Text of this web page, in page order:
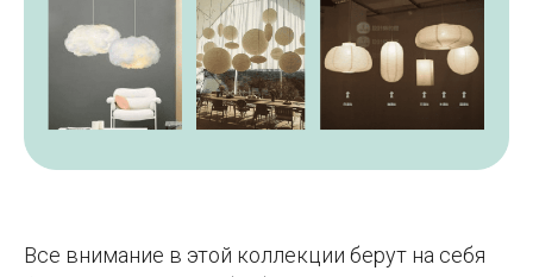
Все внимание в этой коллекции берут на себя